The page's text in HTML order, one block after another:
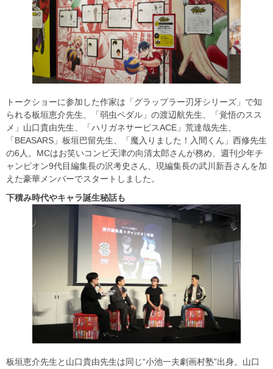
トークショーに参加した作家は「グラップラー刃牙シリーズ」で知
られる板垣恵介先生、「弱虫ペダル」の渡辺航先生、「覚悟のスス
メ」山口貴由先生、「ハリガネサービスACE」荒達哉先生、
「BEASARS」板垣巴留先生、「魔入りました！入間くん」西修先生
の6人。MCはお笑いコンビ天津の向清太郎さんが務め、週刊少年チ
ャンピオン9代目編集長の沢考史さん、現編集長の武川新吾さんを加
えた豪華メンバーでスタートしました。
下積み時代やキャラ誕生秘話も
板垣恵介先生と山口貴由先生は同じ“小池一夫劇画村塾”出身。山口